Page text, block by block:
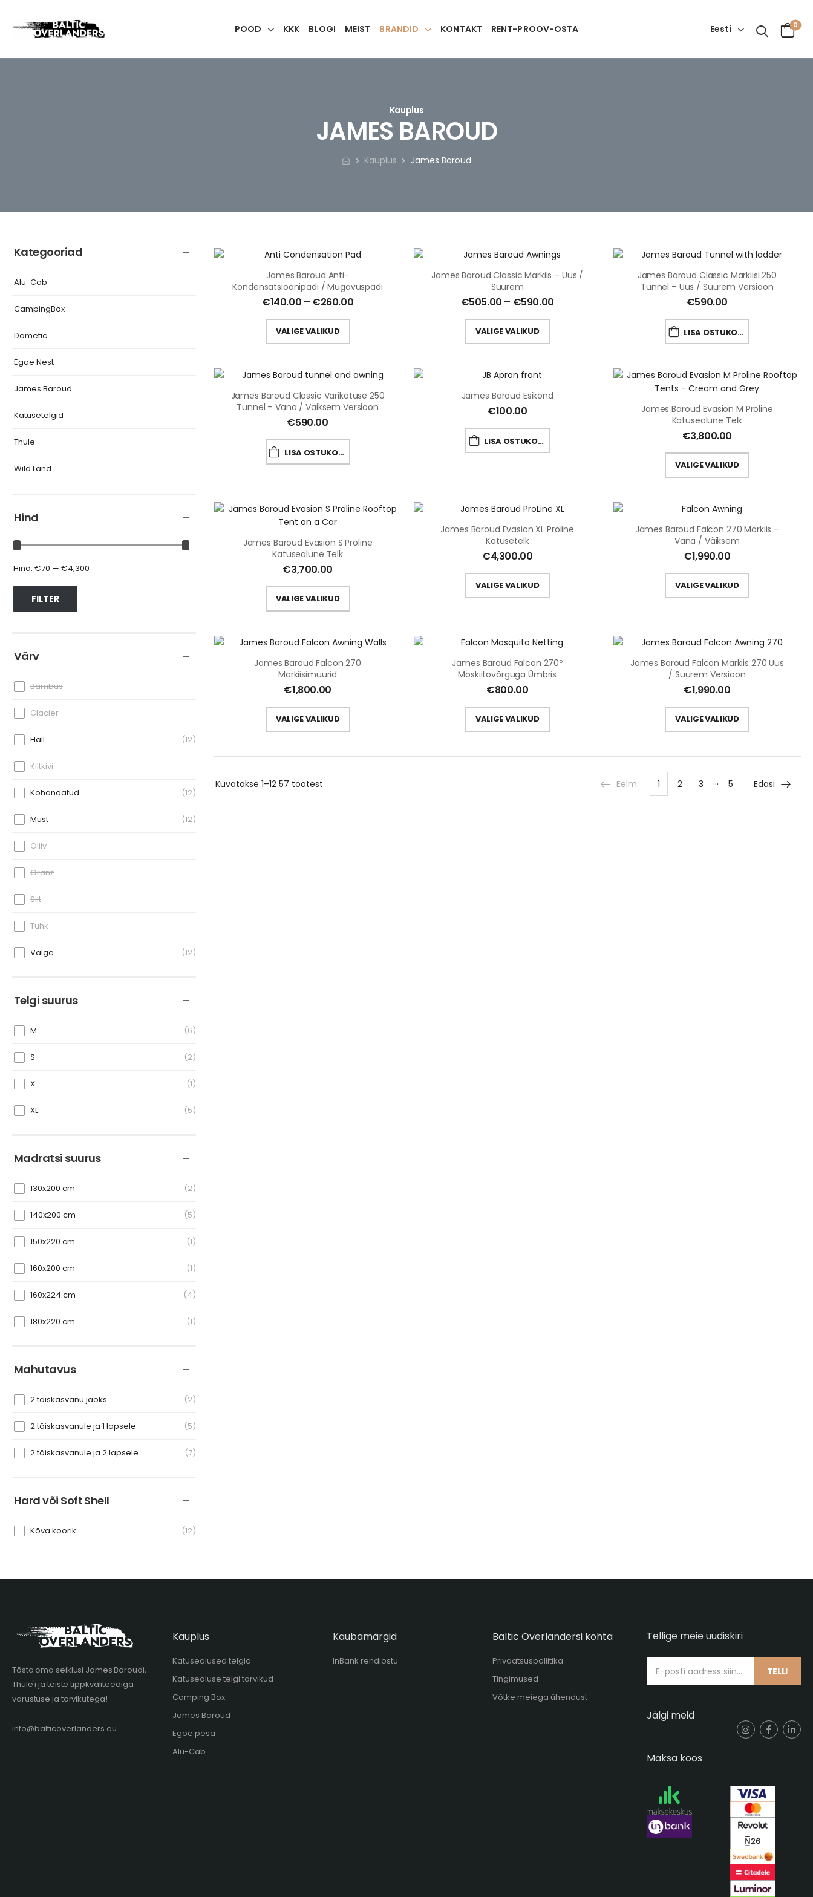
POOD KKK BLOGI MEIST BRANDID KONTAKT RENT-PROOV-OSTA Eesti 0
Kauplus
JAMES BAROUD
Kauplus James Baroud
Kategooriad
Alu-Cab
CampingBox
Dometic
Egoe Nest
James Baroud
Katusetelgid
Thule
Wild Land
Hind
FILTER
Hind: €70 — €4,300
Värv
Bambus
Glacier
Hall 12
Kiltkivi
Kohandatud 12
Must 12
Oliiv
Oranž
Silt
Tuhk
Valge 12
Telgi suurus
M 6
S 2
X 1
XL 5
Madratsi suurus
130x200 cm 2
140x200 cm 5
150x220 cm 1
160x200 cm 1
160x224 cm 4
180x220 cm 1
Mahutavus
2 täiskasvanu jaoks 2
2 täiskasvanule ja 1 lapsele 5
2 täiskasvanule ja 2 lapsele 7
Hard või Soft Shell
Kõva koorik 12
James Baroud Anti-
Kondensatsioonipadi / Mugavuspadi
€140.00 – €260.00
VALIGE VALIKUD
James Baroud Classic Markiis – Uus /
Suurem
€505.00 – €590.00
VALIGE VALIKUD
James Baroud Classic Markiisi 250
Tunnel – Uus / Suurem Versioon
€590.00
LISA OSTUKORVI
James Baroud Classic Varikatuse 250
Tunnel – Vana / Väiksem Versioon
€590.00
LISA OSTUKORVI
James Baroud Esikond
€100.00
LISA OSTUKORVI
James Baroud Evasion M Proline
Katusealune Telk
€3,800.00
VALIGE VALIKUD
James Baroud Evasion S Proline
Katusealune Telk
€3,700.00
VALIGE VALIKUD
James Baroud Evasion XL Proline
Katusetelk
€4,300.00
VALIGE VALIKUD
James Baroud Falcon 270 Markiis –
Vana / Väiksem
€1,990.00
VALIGE VALIKUD
James Baroud Falcon 270
Markiisimüürid
€1,800.00
VALIGE VALIKUD
James Baroud Falcon 270º
Moskiitovõrguga Ümbris
€800.00
VALIGE VALIKUD
James Baroud Falcon Markiis 270 Uus
/ Suurem Versioon
€1,990.00
VALIGE VALIKUD
Kuvatakse 1–12 57 tootest Eelm. 1 2 3 … 5 Edasi
Tõsta oma seiklusi James Baroudi,
Thule'i ja teiste tippkvaliteediga
varustuse ja tarvikutega!
info@balticoverlanders.eu
Kauplus
Katusealused telgid
Katusealuse telgi tarvikud
Camping Box
James Baroud
Egoe pesa
Alu-Cab
Kaubamärgid
InBank rendiostu
Baltic Overlandersi kohta
Privaatsuspoliitika
Tingimused
Võtke meiega ühendust
Tellige meie uudiskiri
TELLI
Jälgi meid
Maksa koos